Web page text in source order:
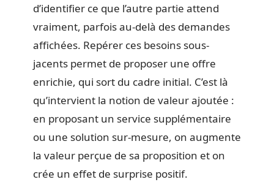
d’identifier ce que l’autre partie attend
vraiment, parfois au-delà des demandes
affichées. Repérer ces besoins sous-
jacents permet de proposer une offre
enrichie, qui sort du cadre initial. C’est là
qu’intervient la notion de valeur ajoutée :
en proposant un service supplémentaire
ou une solution sur-mesure, on augmente
la valeur perçue de sa proposition et on
crée un effet de surprise positif.